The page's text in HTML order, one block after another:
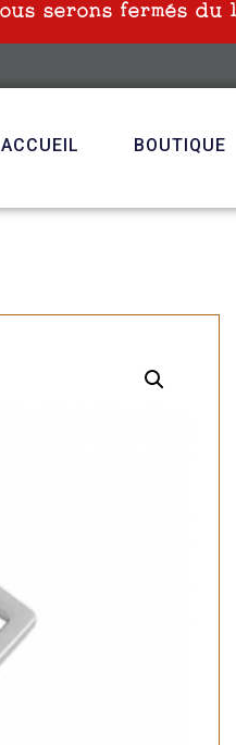
serons fermés
ACCUEIL BOUTIQUE